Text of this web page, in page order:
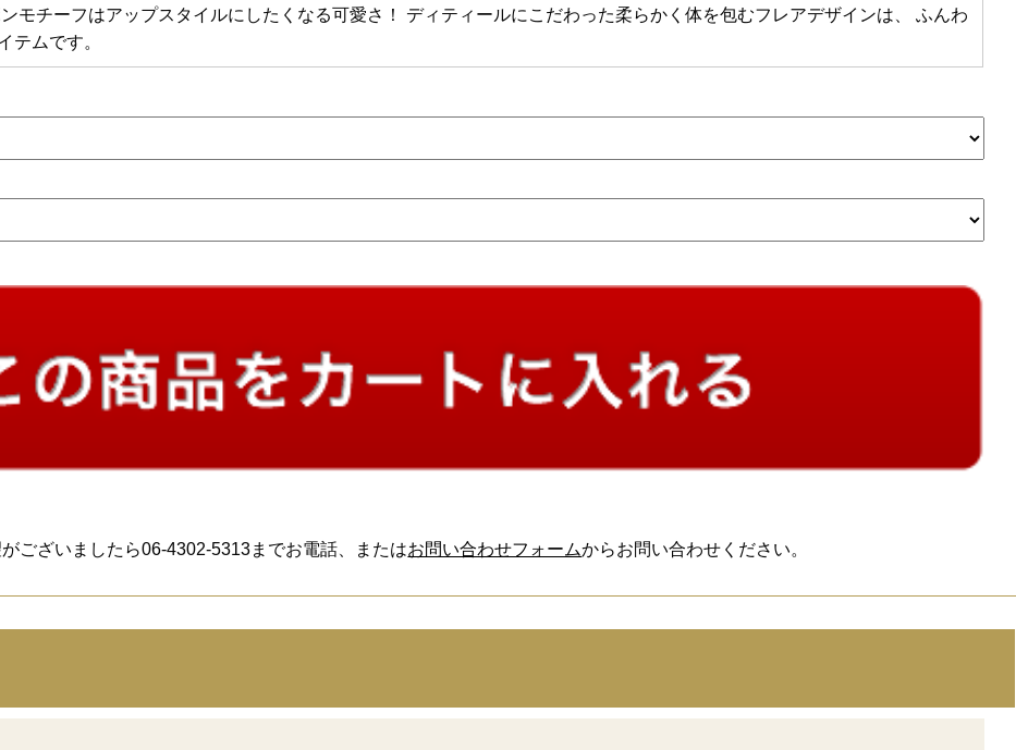
モチーフはアップスタイルにしたくなる可愛さ！ ディティールにこだわった柔らかく体を包むフレアデザインは、 ふんわ
テムです。
ございましたら06-4302-5313までお電話、またはお問い合わせフォームからお問い合わせください。